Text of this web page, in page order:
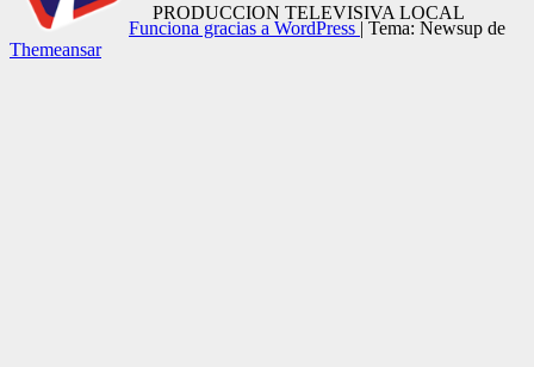
PRODUCCION TELEVISIVA LOCAL
Funciona gracias a WordPress | Tema: Newsup de
Themeansar